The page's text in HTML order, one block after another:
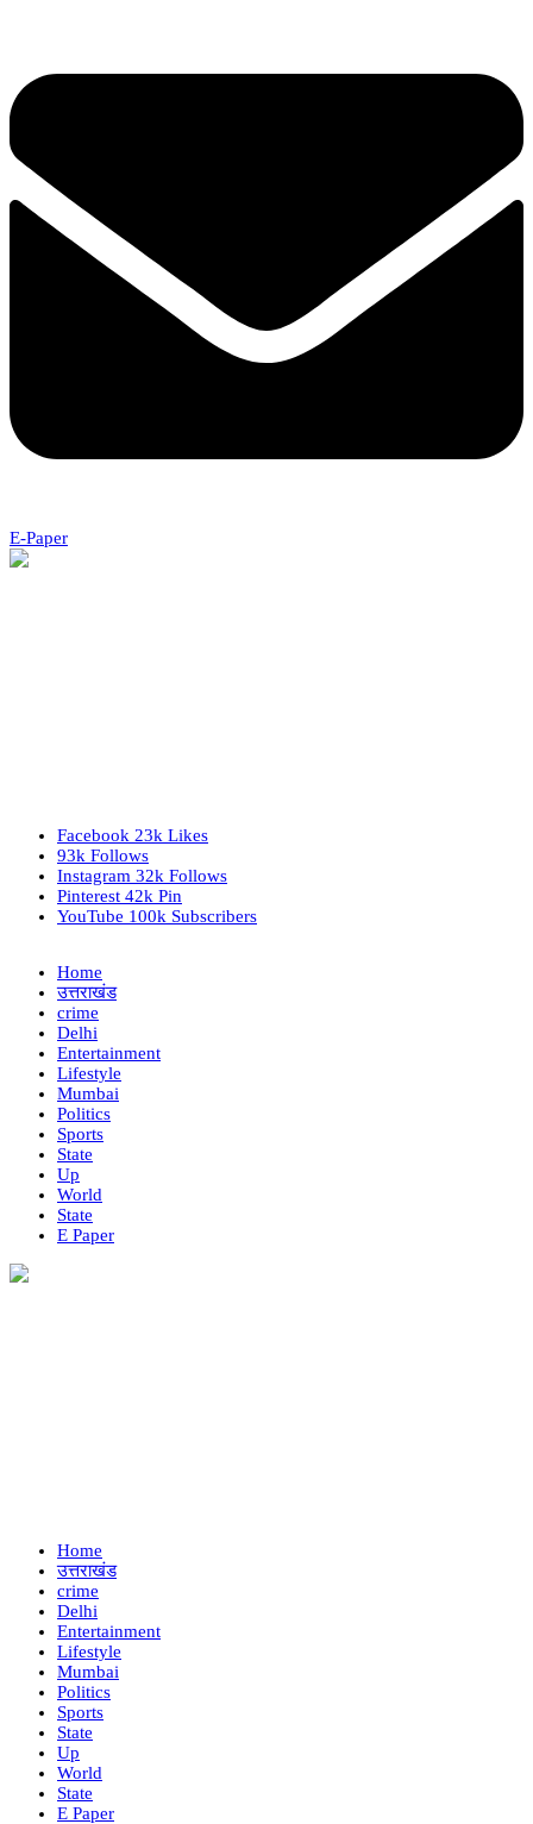
E-Paper
Facebook 23k Likes
93k Follows
Instagram 32k Follows
Pinterest 42k Pin
YouTube 100k Subscribers
Home
उत्तराखंड
crime
Delhi
Entertainment
Lifestyle
Mumbai
Politics
Sports
State
Up
World
State
E Paper
Home
उत्तराखंड
crime
Delhi
Entertainment
Lifestyle
Mumbai
Politics
Sports
State
Up
World
State
E Paper